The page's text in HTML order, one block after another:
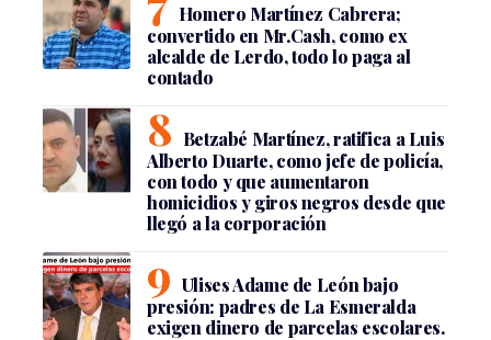
Homero Martínez Cabrera;
convertido en Mr.Cash, como ex
alcalde de Lerdo, todo lo paga al
contado
Betzabé Martínez, ratifica a Luis
Alberto Duarte, como jefe de policía,
con todo y que aumentaron
homicidios y giros negros desde que
llegó a la corporación
Ulises Adame de León bajo
presión: padres de La Esmeralda
exigen dinero de parcelas escolares.